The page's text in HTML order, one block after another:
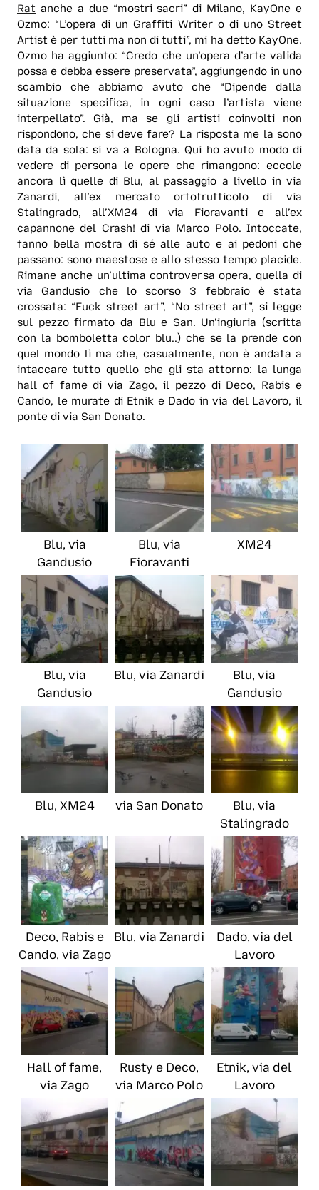
Rat anche a due “mostri sacri” di Milano, KayOne e
Ozmo: “L’opera di un Graffiti Writer o di uno Street
Artist è per tutti ma non di tutti”, mi ha detto KayOne.
Ozmo ha aggiunto: “Credo che un’opera d’arte valida
possa e debba essere preservata”, aggiungendo in uno
scambio che abbiamo avuto che “Dipende dalla
situazione specifica, in ogni caso l’artista viene
interpellato”. Già, ma se gli artisti coinvolti non
rispondono, che si deve fare? La risposta me la sono
data da sola: si va a Bologna. Qui ho avuto modo di
vedere di persona le opere che rimangono: eccole
ancora lì quelle di Blu, al passaggio a livello in via
Zanardi, all’ex mercato ortofrutticolo di via
Stalingrado, all’XM24 di via Fioravanti e all’ex
capannone del Crash! di via Marco Polo. Intoccate,
fanno bella mostra di sé alle auto e ai pedoni che
passano: sono maestose e allo stesso tempo placide.
Rimane anche un’ultima controversa opera, quella di
via Gandusio che lo scorso 3 febbraio è stata
crossata: “Fuck street art”, “No street art”, si legge
sul pezzo firmato da Blu e San. Un’ingiuria (scritta
con la bomboletta color blu..) che se la prende con
quel mondo lì ma che, casualmente, non è andata a
intaccare tutto quello che gli sta attorno: la lunga
hall of fame di via Zago, il pezzo di Deco, Rabis e
Cando, le murate di Etnik e Dado in via del Lavoro, il
ponte di via San Donato.
Blu, via
Gandusio
Blu, via
Fioravanti
XM24
Blu, via
Gandusio
Blu, via Zanardi
Blu, via
Gandusio
Blu, XM24 via San Donato
Blu, via
Stalingrado
Deco, Rabis e
Cando, via Zago
Blu, via Zanardi
Dado, via del
Lavoro
Hall of fame,
via Zago
Rusty e Deco,
via Marco Polo
Etnik, via del
Lavoro